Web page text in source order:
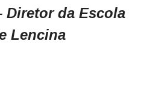
Diretor da Escola
Lencina